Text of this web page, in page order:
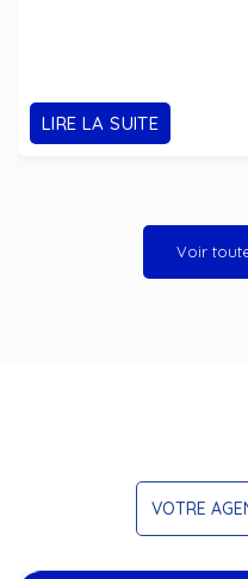
LIRE LA SUITE
Voir
VOTRE